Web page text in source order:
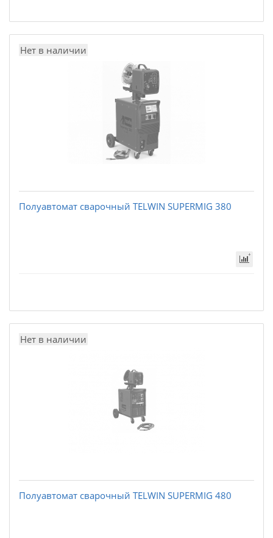
Нет в наличии
Полуавтомат сварочный TELWIN SUPERMIG 380
Нет в наличии
Полуавтомат сварочный TELWIN SUPERMIG 480